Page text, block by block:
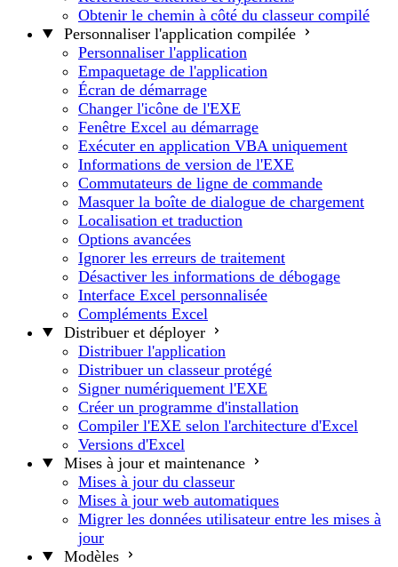
Obtenir le chemin à côté du classeur compilé
Personnaliser l'application compilée
Personnaliser l'application
Empaquetage de l'application
Écran de démarrage
Changer l'icône de l'EXE
Fenêtre Excel au démarrage
Exécuter en application VBA uniquement
Informations de version de l'EXE
Commutateurs de ligne de commande
Masquer la boîte de dialogue de chargement
Localisation et traduction
Options avancées
Ignorer les erreurs de traitement
Désactiver les informations de débogage
Interface Excel personnalisée
Compléments Excel
Distribuer et déployer
Distribuer l'application
Distribuer un classeur protégé
Signer numériquement l'EXE
Créer un programme d'installation
Compiler l'EXE selon l'architecture d'Excel
Versions d'Excel
Mises à jour et maintenance
Mises à jour du classeur
Mises à jour web automatiques
Migrer les données utilisateur entre les mises à
jour
Modèles